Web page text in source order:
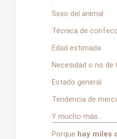
Sexo del animal
Técnica de
Edad estimada
Necesidad o no de
Estado general
Tendencia de
Y mucho más…
Porque hay miles